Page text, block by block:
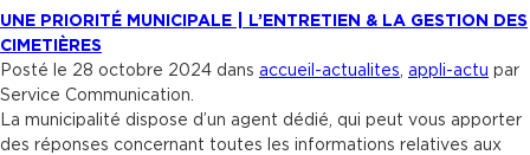
UNE PRIORITÉ MUNICIPALE | L’ENTRETIEN & LA GESTION DES
CIMETIÈRES
Posté le 28 octobre 2024 dans accueil-actualites appli-actu par
Service Communication.
La municipalité dispose d’un agent dédié, qui peut vous apporter
des réponses concernant toutes les informations relatives aux